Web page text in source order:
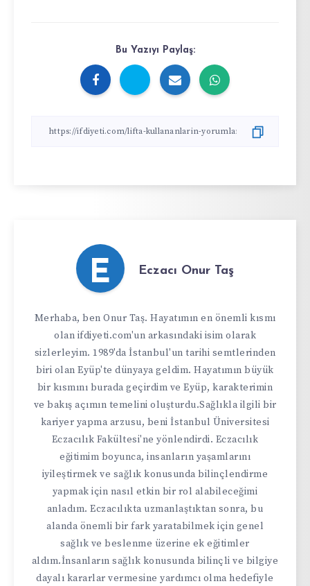
Bu Yazıyı Paylaş:
E Eczacı Onur Taş
Merhaba, ben Onur Taş. Hayatımın en önemli kısmı
olan ifdiyeti.com'un arkasındaki isim olarak
sizlerleyim. 1989'da İstanbul'un tarihi semtlerinden
biri olan Eyüp'te dünyaya geldim. Hayatımın büyük
bir kısmını burada geçirdim ve Eyüp, karakterimin
ve bakış açımın temelini oluşturdu.Sağlıkla ilgili bir
kariyer yapma arzusu, beni İstanbul Üniversitesi
Eczacılık Fakültesi'ne yönlendirdi. Eczacılık
eğitimim boyunca, insanların yaşamlarını
iyileştirmek ve sağlık konusunda bilinçlendirme
yapmak için nasıl etkin bir rol alabileceğimi
anladım. Eczacılıkta uzmanlaştıktan sonra, bu
alanda önemli bir fark yaratabilmek için genel
sağlık ve beslenme üzerine ek eğitimler
aldım.İnsanların sağlık konusunda bilinçli ve bilgiye
dayalı kararlar vermesine yardımcı olma hedefiyle